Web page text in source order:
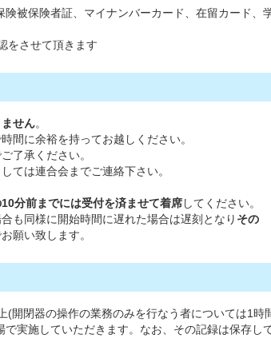
被保険者証、マイナンバーカード、在留カード、
させて頂きます
せん。
間に余裕を持ってお越しください。
了承ください。
ては連合会までご連絡下さい。
分前までには受付を済ませて着席してください。
も同様に開始時間に遅れた場合は遅刻となり その
願い致します。
開閉器の操作の業務のみを行なう者については1時
実施していただきます。なお、その記録は保存し